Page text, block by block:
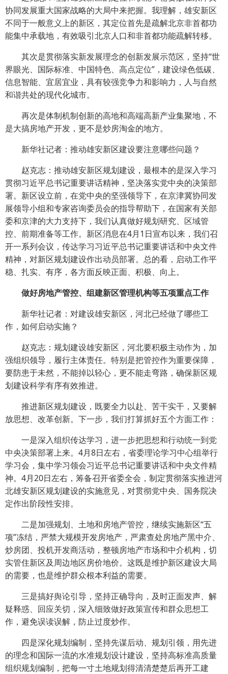
协同发展重大国家战略的大局中来把握。我理解，雄安新区
不同于一般意义上的新区，其定位首先是疏解北京非首都功
能集中承载地，有效吸引北京人口和非首都功能疏解转移。
其次是贯彻落实新发展理念的创新发展示范区，坚持“世
界眼光、国际标准、中国特色、高点定位”，建设绿色低碳、
信息智能、宜居宜业，具有较强竞争力和影响力，人与自然
和谐共处的现代化城市。
再次是体制机制创新的高地和高端高新产业集聚地，不
是大搞房地产开发，更不是炒房淘金的地方。
新华社记者：推动雄安新区建设要注意哪些问题？
赵克志：推动雄安新区规划建设，最根本的是深入学习
贯彻习近平总书记重要讲话精神，坚决落实党中央的决策部
署。新区设立前，在党中央的坚强领导下，在京津冀协同发
展领导小组和专家咨询委员会的指导帮助下，在国家有关部
委和京津的大力支持下，我们认真做好规划研究、区域管
控、前期准备等工作。新区消息在4月1日宣布以来，我们召
开一系列会议，传达学习习近平总书记重要讲话和中央文件
精神，对新区规划建设作出动员部署。总的看，启动工作平
稳、扎实、有序，各方面反映正面、积极、向上。
做好房地产管控、组建新区管理机构等五项重点工作
新华社记者：对建设雄安新区，河北已经做了哪些工
作，如何启动实施？
赵克志：规划建设雄安新区，河北要积极主动作为，加
强组织领导，履行主体责任。特别是把管控作为重要保障，
要防患于未然，不能掉以轻心，更不能走弯路，确保新区规
划建设科学有序有效推进。
推进新区规划建设，既要全力以赴、苦干实干，又要解
放思想、改革创新。下一步，我们打算抓好五个方面工作：
一是深入组织传达学习，进一步把思想和行动统一到党
中央决策部署上来。4月8日左右，省委理论学习中心组举行
学习会，集中学习领会习近平总书记重要讲话和中央文件精
神。4月20日左右，筹备召开省委全会，制定贯彻落实推进河
北雄安新区规划建设的实施意见，对贯彻党中央、国务院决
定作出阶段性安排。
二是加强规划、土地和房地产管控，继续实施新区“五
项”冻结，严禁大规模开发房地产，严肃查处房地产黑中介、
炒房团、投机开发商活动，整顿房地产市场和中介机构，切
实管住新区及周边地区房价地价。这既是维护新区建设大局
的需要，也是维护群众根本利益的需要。
三是搞好舆论引导，坚持正确导向，及时正面发声、解
疑释惑、回应关切，深入细致做好政策宣传和群众思想工
作，避免误读误解，防止过度炒作。
四是深化规划编制，坚持先谋后动、规划引领，用先进
的理念和国际一流的水准规划设计建设，坚持高标准高质量
组织规划编制，把每一寸土地规划得清清楚楚后再开工建